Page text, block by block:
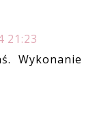
21:23
Wykonanie